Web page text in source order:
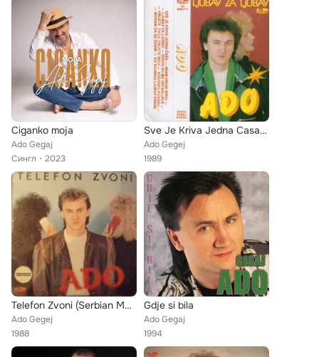
Ciganko moja
Ado Gegaj
Сингл
2023
Sve Je Kriva Jedna Casa (Serbian Music)
Ado Gegej
1989
Telefon Zvoni (Serbian Music)
Ado Gegej
1988
Gdje si bila
Ado Gegaj
1994